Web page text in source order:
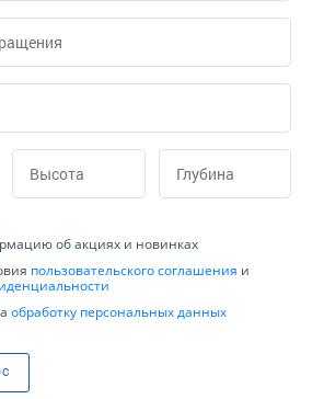
об акциях и новинках
пользовательского соглашения и
обработку персональных данных